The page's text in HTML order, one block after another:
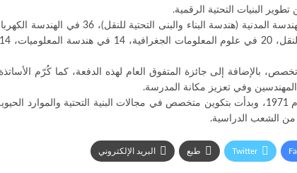
البنيات التحتية الرقمية.
بالإضافة إلى جائزة المتفوق العام لهذه الدفعة، كما كُرّم
وفي تعزيز مكانة المدرسة.
يُذكر أن المدرسة الحسنية للأشغال العمومية تأسست عام 1971، وبدأت بتكوين متخصص في مجالات البنية
الشعب الدراسية.
Twitter طبع البريد الإلكتروني